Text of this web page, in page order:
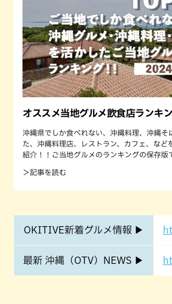
オススメ当地グルメ飲食店ランキ
沖縄県でしか食べれない、沖縄料理、沖縄そ
た、沖縄料理店、レストラン、カフェ、など
紹介！！ご当地グルメのランキングの保存版
＞記事を読む
OKITIVE新着グルメ情報 ▶
最新 沖縄（OTV）NEWS ▶